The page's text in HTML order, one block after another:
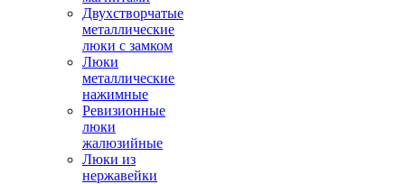
Двухстворчатые
металлические
люки с замком
Люки
металлические
нажимные
Ревизионные
люки
жалюзийные
Люки из
нержавейки